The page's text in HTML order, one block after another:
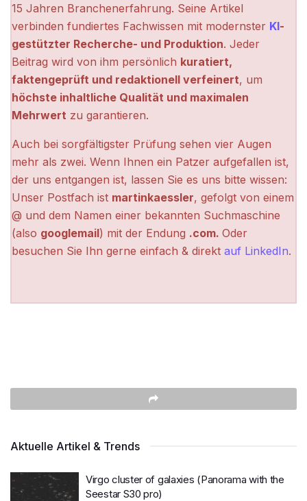
15 Jahren Branchenerfahrung. Seine Artikel
verbinden fundiertes Fachwissen mit modernster KI-
gestützter Recherche- und Produktion. Jeder
Beitrag wird von ihm persönlich kuratiert,
faktengeprüft und redaktionell verfeinert, um
höchste inhaltliche Qualität und maximalen
Mehrwert zu garantieren.
Auch bei sorgfältigster Prüfung sehen vier Augen
mehr als zwei. Wenn Ihnen ein Patzer aufgefallen ist,
der uns entgangen ist, lassen Sie es uns bitte wissen:
Unser Postfach ist martinkaessler, gefolgt von einem
@ und dem Namen einer bekannten Suchmaschine
(also googlemail) mit der Endung .com. Oder
besuchen Sie Ihn gerne einfach & direkt auf LinkedIn.
Aktuelle Artikel & Trends
Virgo cluster of galaxies (Panorama with the
Seestar S30 pro)